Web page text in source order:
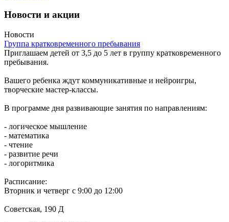
Новости и акции
Новости
Группа кратковременного пребывания
Приглашаем детей от 3,5 до 5 лет в группу кратковременного
пребывания.
Вашего ребенка ждут коммуникативные и нейроигры,
творческие мастер-классы.
В программе дня развивающие занятия по направлениям:
- логическое мышление
- математика
- чтение
- развитие речи
- логоритмика
Расписание:
Вторник и четверг с 9:00 до 12:00
Советская, 190 Д